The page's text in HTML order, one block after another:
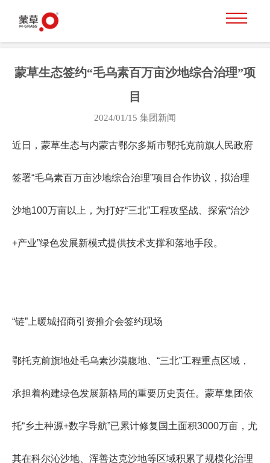
蒙草生态签约“毛乌素百万亩沙地综合治理”项
目
2024/01/15 集团新闻
近日，蒙草生态与内蒙古鄂尔多斯市鄂托克前旗人民政府
签署“毛乌素百万亩沙地综合治理”项目合作协议，拟治理
沙地100万亩以上，为打好“三北”工程攻坚战、探索“治沙
+产业”绿色发展新模式提供技术支撑和落地手段。
“链”上暖城招商引资推介会签约现场
鄂托克前旗地处毛乌素沙漠腹地、“三北”工程重点区域，
承担着构建绿色发展新格局的重要历史责任。蒙草集团依
托“乡土种源+数字导航”已累计修复国土面积3000万亩，尤
其在科尔沁沙地、浑善达克沙地等区域积累了规模化治理